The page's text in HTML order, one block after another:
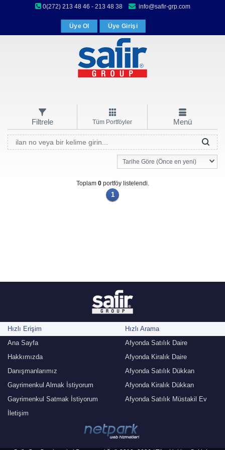
0(272) 213 48 46 - 213 48 38 info@safir-grp.com
Üye Ol Üye Girişi
Filtrele Tüm Portföyler Menü
Tarihe Göre (Önce en yeni)
Toplam 0portföy listelendi.
1
Hızlı Erişim
Ana Sayfa
Hakkımızda
Danışmanlarımız
Gayrimenkul Almak İstiyorum
Gayrimenkul Satmak İstiyorum
İletişim
Hızlı Arama
Afyonda Satılık Daire
Afyonda Kiralık Daire
Afyonda Satılık Dükkan
Afyonda Kiralık Dükkan
Afyonda Satılık Müstakil Ev